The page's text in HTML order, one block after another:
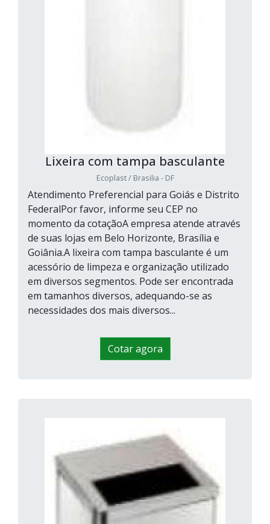
Lixeira com tampa basculante
Ecoplast / Brasilia - DF
Atendimento Preferencial para Goiás e Distrito
FederalPor favor, informe seu CEP no
momento da cotaçãoA empresa atende através
de suas lojas em Belo Horizonte, Brasília e
Goiânia.A lixeira com tampa basculante é um
acessório de limpeza e organização utilizado
em diversos segmentos. Pode ser encontrada
em tamanhos diversos, adequando-se as
necessidades dos mais diversos...
Cotar agora